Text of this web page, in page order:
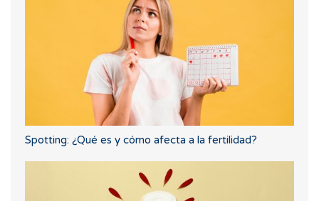
Spotting: ¿Qué es y cómo afecta a la fertilidad?